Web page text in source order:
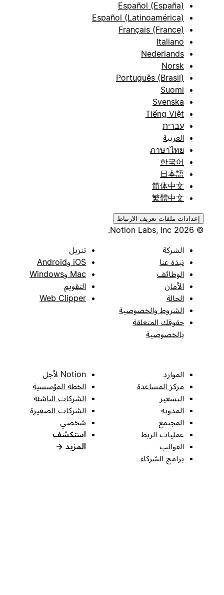
Español (España)
Español (Latinoamérica)
Français (France)
Italiano
Nederlands
Norsk
Português (Brasil)
Suomi
Svenska
Tiếng Việt
עברית
العربية
ภาษาไทย
한국어
日本語
简体中文
繁體中文
إعدادات ملفات تعريف الارتباط
الشركة
نبذة عنا
الوظائف
الأمان
الحالة
الشروط والخصوصية
حقوقك المتعلقة
بالخصوصية
تنزيل
iOS وAndroid
Mac وWindows
التقويم
Web Clipper
الموارد
مركز المساعدة
التسعير
المدونة
المجتمع
عمليات الربط
القوالب
برامج الشركاء
Notion لأجل
الخطة المؤسسية
الشركات الناشئة
الشركات الصغيرة
شخصي
استكشف
المزيد →